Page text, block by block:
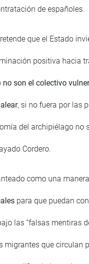
de españoles.
que el Estado
positiva hacia
no son el colectivo
, si no fuera por las
del archipiélago no
Cordero.
como una
para que puedan
las “falsas mentiras
migrantes que circulan